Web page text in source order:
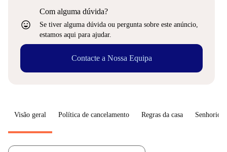
sentiment_very_satisfied
Com alguma dúvida?
Se tiver alguma dúvida ou pergunta sobre este anúncio,
estamos aqui para ajudar.
Contacte a Nossa Equipa
Visão geral Política de cancelamento Regras da casa Senhorio